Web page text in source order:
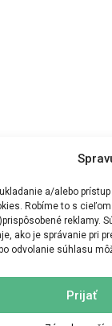
a/alebo
Robíme to s
reklamy.
ako je správanie pri
odvolanie súhlasu
Prijať